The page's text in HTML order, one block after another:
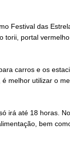
Festival das
torii, portal
carros e os
melhor utilizar o
irá até 18 horas.
bem